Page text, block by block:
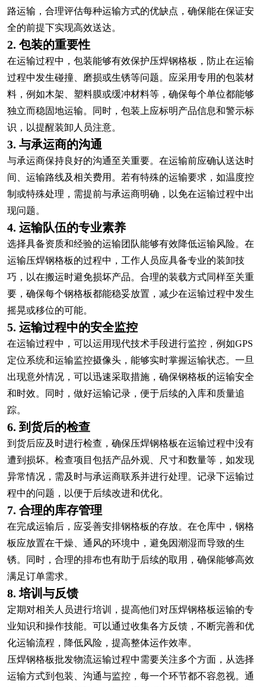
路运输，合理评估每种运输方式的优缺点，确保能在保证安
全的前提下实现高效送达。
2. 包装的重要性
在运输过程中，包装能够有效保护压焊钢格板，防止在运输
过程中发生碰撞、磨损或生锈等问题。应采用专用的包装材
料，例如木架、塑料膜或缓冲材料等，确保每个单位都能够
独立而稳固地运输。同时，包装上应标明产品信息和警示标
识，以提醒装卸人员注意。
3. 与承运商的沟通
与承运商保持良好的沟通至关重要。在运输前应确认送达时
间、运输路线及相关费用。若有特殊的运输要求，如温度控
制或特殊处理，需提前与承运商明确，以免在运输过程中出
现问题。
4. 运输队伍的专业素养
选择具备资质和经验的运输团队能够有效降低运输风险。在
运输压焊钢格板的过程中，工作人员应具备专业的装卸技
巧，以在搬运时避免损坏产品。合理的装载方式同样至关重
要，确保每个钢格板都能稳妥放置，减少在运输过程中发生
摇晃或移位的可能。
5. 运输过程中的安全监控
在运输过程中，可以运用现代技术手段进行监控，例如GPS
定位系统和运输监控摄像头，能够实时掌握运输状态。一旦
出现意外情况，可以迅速采取措施，确保钢格板的运输安全
和时效。同时，做好运输记录，便于后续的入库和质量追
踪。
6. 到货后的检查
到货后应及时进行检查，确保压焊钢格板在运输过程中没有
遭到损坏。检查项目包括产品外观、尺寸和数量等，如发现
异常情况，需及时与承运商联系并进行处理。记录下运输过
程中的问题，以便于后续改进和优化。
7. 合理的库存管理
在完成运输后，应妥善安排钢格板的存放。在仓库中，钢格
板应放置在干燥、通风的环境中，避免因潮湿而导致的生
锈。同时，合理的排布也有助于后续的取用，确保能够高效
满足订单需求。
8. 培训与反馈
定期对相关人员进行培训，提高他们对压焊钢格板运输的专
业知识和操作技能。可以通过收集各方反馈，不断完善和优
化运输流程，降低风险，提高整体运作效率。
压焊钢格板批发物流运输过程中需要关注多个方面，从选择
运输方式到包装、沟通与监控，每一个环节都不容忽视。通